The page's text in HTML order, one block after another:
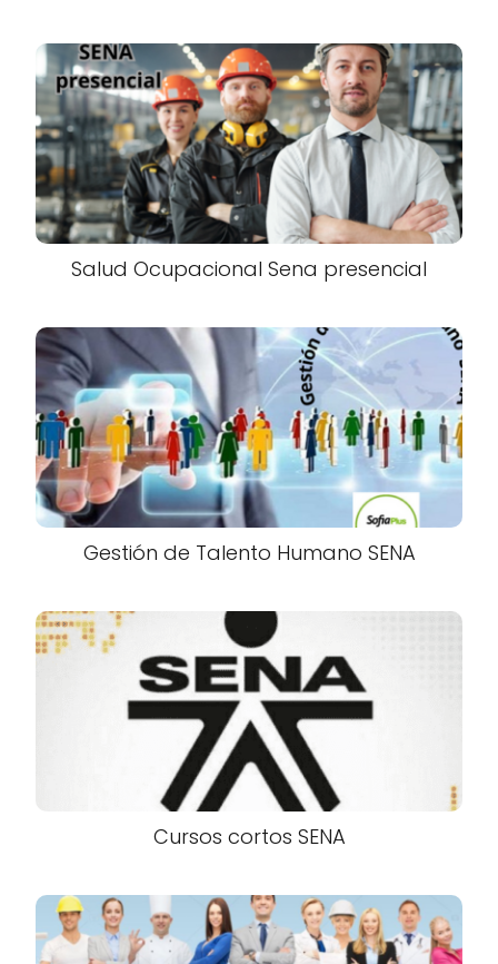
Salud Ocupacional Sena presencial
Gestión de Talento Humano SENA
Cursos cortos SENA